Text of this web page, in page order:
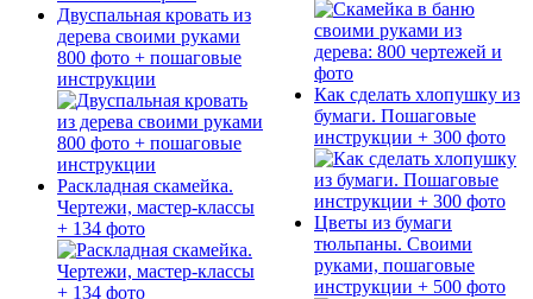
Двуспальная кровать из
дерева своими руками
800 фото + пошаговые
инструкции
Раскладная скамейка.
Чертежи, мастер-классы
+ 134 фото
Как сделать хлопушку из
бумаги. Пошаговые
инструкции + 300 фото
Цветы из бумаги
тюльпаны. Своими
руками, пошаговые
инструкции + 500 фото